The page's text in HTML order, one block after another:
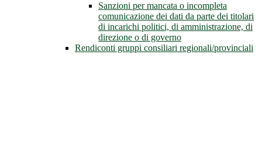
Sanzioni per mancata o incompleta
comunicazione dei dati da parte dei titolari
di incarichi politici, di amministrazione, di
direzione o di governo
Rendiconti gruppi consiliari regionali/provinciali